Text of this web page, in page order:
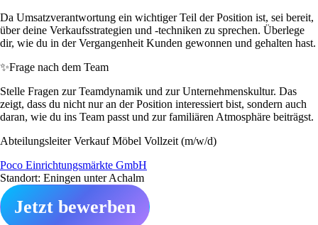
Da Umsatzverantwortung ein wichtiger Teil der Position ist, sei bereit,
über deine Verkaufsstrategien und -techniken zu sprechen. Überlege
dir, wie du in der Vergangenheit Kunden gewonnen und gehalten hast.
✨Frage nach dem Team
Stelle Fragen zur Teamdynamik und zur Unternehmenskultur. Das
zeigt, dass du nicht nur an der Position interessiert bist, sondern auch
daran, wie du ins Team passt und zur familiären Atmosphäre beiträgst.
Abteilungsleiter Verkauf Möbel Vollzeit (m/w/d)
Poco Einrichtungsmärkte GmbH
Standort: Eningen unter Achalm
Jetzt bewerben